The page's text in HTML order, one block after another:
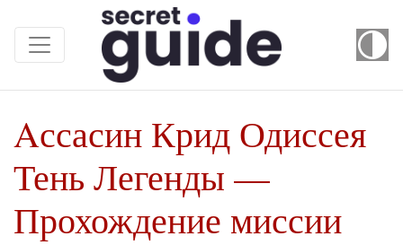
Aссасин Крид Одиссея
Тень Легенды —
Прохождение миссии